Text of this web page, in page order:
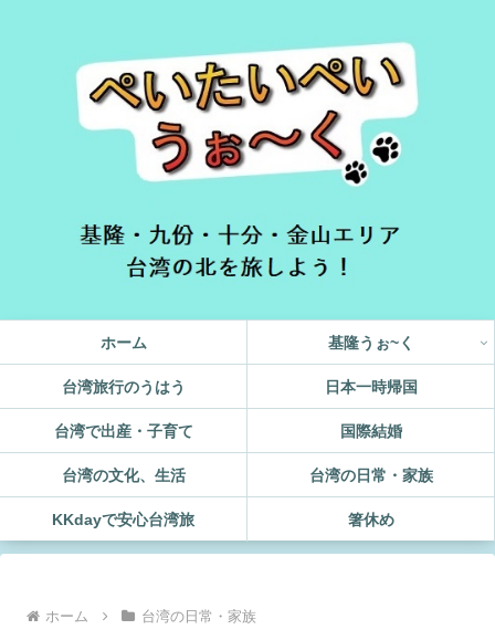
ホーム 基隆うぉ~く
台湾旅行のうはう 日本一時帰国
台湾で出産・子育て 国際結婚
台湾の文化、生活 台湾の日常・家族
KKdayで安心台湾旅 箸休め
ホーム 台湾の日常・家族